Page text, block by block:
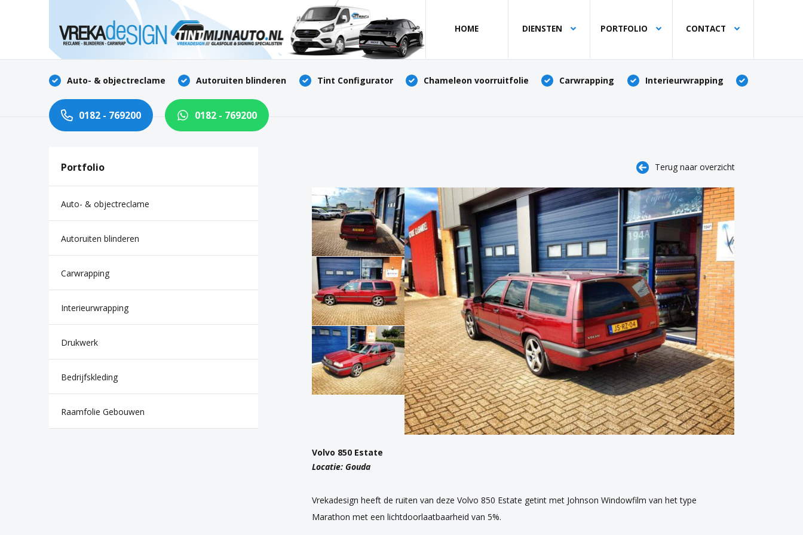
HOME DIENSTEN PORTFOLIO CONTACT
Home
Diensten
Contact
Auto- & objectreclame Autoruiten blinderen Tint Configurator Chameleon voorruitfolie Carwrapping Interieurwrapping
0182 - 769200 0182 - 769200
Portfolio
Auto- & objectreclame
Autoruiten blinderen
Carwrapping
Interieurwrapping
Drukwerk
Bedrijfskleding
Raamfolie Gebouwen
Terug naar overzicht
Volvo 850 Estate
Locatie: Gouda
Vrekadesign heeft de ruiten van deze Volvo 850 Estate getint met Johnson Windowfilm van het type
Marathon met een lichtdoorlaatbaarheid van 5%.